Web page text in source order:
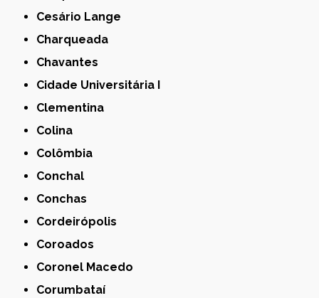
Cesário Lange
Charqueada
Chavantes
Cidade Universitária I
Clementina
Colina
Colômbia
Conchal
Conchas
Cordeirópolis
Coroados
Coronel Macedo
Corumbataí